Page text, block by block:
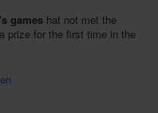
games hat not met the
prize for the first time in the